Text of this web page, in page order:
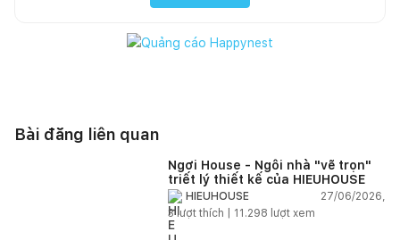
Bài đăng liên quan
Ngơi House - Ngôi nhà "vẽ trọn"
triết lý thiết kế của HIEUHOUSE
HIEUHOUSE
27/06/2026,
3lượt thích | 11.298 lượt xem